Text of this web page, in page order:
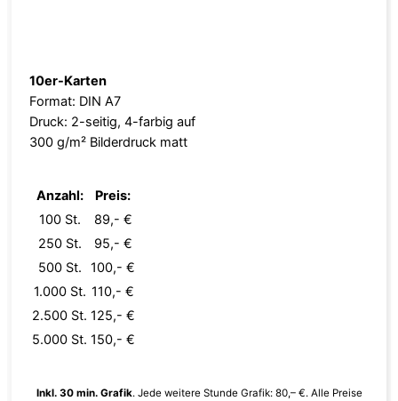
10er-Karten
Format: DIN A7
Druck: 2-seitig, 4-farbig auf
300 g/m² Bilderdruck matt
Anzahl:
Preis:
100 St.
89,- €
250 St.
95,- €
500 St.
100,- €
1.000 St. 110,- €
2.500 St. 125,- €
5.000 St. 150,- €
Inkl. 30 min. Grafik. Jede weitere Stunde Grafik: 80,– €. Alle Preise